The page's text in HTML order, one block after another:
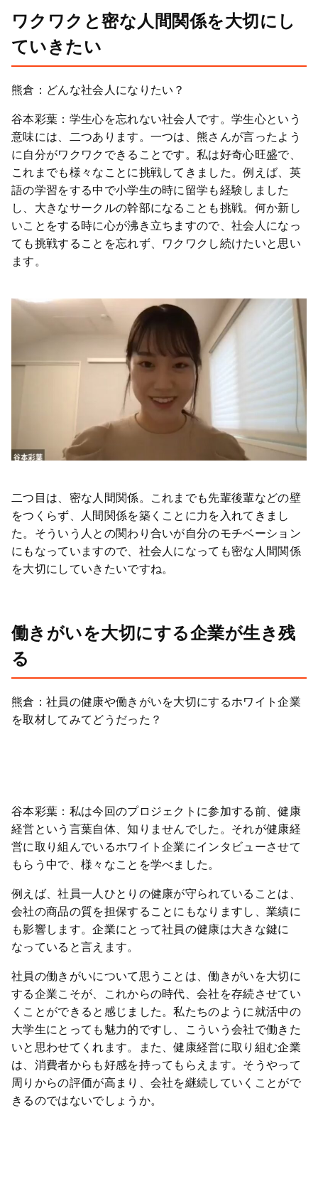
ワクワクと密な人間関係を大切にし
ていきたい
熊倉：どんな社会人になりたい？
谷本彩葉：学生心を忘れない社会人です。学生心という
意味には、二つあります。一つは、熊さんが言ったよう
に自分がワクワクできることです。私は好奇心旺盛で、
これまでも様々なことに挑戦してきました。例えば、英
語の学習をする中で小学生の時に留学も経験しました
し、大きなサークルの幹部になることも挑戦。何か新し
いことをする時に心が沸き立ちますので、社会人になっ
ても挑戦することを忘れず、ワクワクし続けたいと思い
ます。
二つ目は、密な人間関係。これまでも先輩後輩などの壁
をつくらず、人間関係を築くことに力を入れてきまし
た。そういう人との関わり合いが自分のモチベーション
にもなっていますので、社会人になっても密な人間関係
を大切にしていきたいですね。
働きがいを大切にする企業が生き残
る
熊倉：社員の健康や働きがいを大切にするホワイト企業
を取材してみてどうだった？
谷本彩葉：私は今回のプロジェクトに参加する前、健康
経営という言葉自体、知りませんでした。それが健康経
営に取り組んでいるホワイト企業にインタビューさせて
もらう中で、様々なことを学べました。
例えば、社員一人ひとりの健康が守られていることは、
会社の商品の質を担保することにもなりますし、業績に
も影響します。企業にとって社員の健康は大きな鍵に
なっていると言えます。
社員の働きがいについて思うことは、働きがいを大切に
する企業こそが、これからの時代、会社を存続させてい
くことができると感じました。私たちのように就活中の
大学生にとっても魅力的ですし、こういう会社で働きた
いと思わせてくれます。また、健康経営に取り組む企業
は、消費者からも好感を持ってもらえます。そうやって
周りからの評価が高まり、会社を継続していくことがで
きるのではないでしょうか。